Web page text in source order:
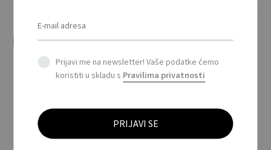
Povezani proizvodi
Prijavi me na newsletter! Vaše podatke ćemo
koristiti u skladu s Pravilima privatnosti